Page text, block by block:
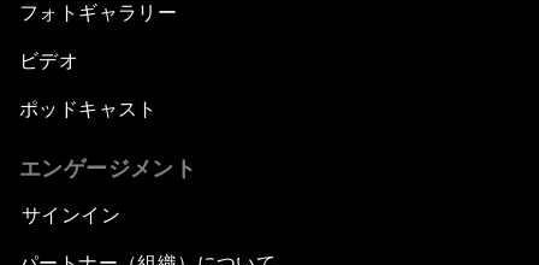
フォトギャラリー
ビデオ
ポッドキャスト
エンゲージメント
サインイン